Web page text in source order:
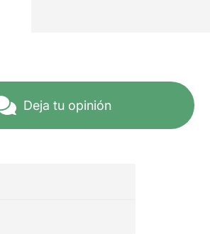
Deja tu opinión